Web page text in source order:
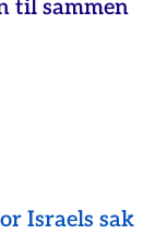
til sammen
Israels sak